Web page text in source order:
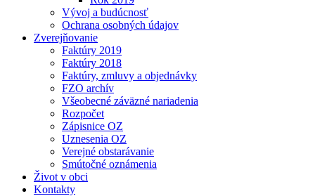
Vývoj a budúcnosť
Ochrana osobných údajov
Zverejňovanie
Faktúry 2019
Faktúry 2018
Faktúry, zmluvy a objednávky
FZO archív
Všeobecné záväzné nariadenia
Rozpočet
Zápisnice OZ
Uznesenia OZ
Verejné obstarávanie
Smútočné oznámenia
Život v obci
Kontakty